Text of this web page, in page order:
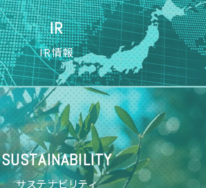
IR
IR情報
SUSTAINABILITY
サステナビリティ